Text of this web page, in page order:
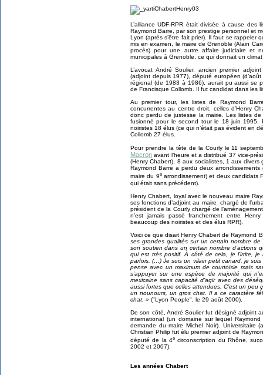
L’alliance UDF-RPR était divisée à cause
Raymond Barre, par son prestige personnel et
Lyon (après s’être fait prier). Il faut se rappeler
mis en examen, le maire de Grenoble (Alain
procès) pour une autre affaire judiciaire et
municipales à Grenoble, ce qui donnait un
L’avocat André Soulier, ancien premier
(adjoint depuis 1977), député européen
régional (de 1983 à 1986), aurait pu aussi se
de Francisque Collomb. Il fut candidat dans les
Au premier tour, les listes de Raymond
concurrentes au centre droit, celles d’Henry
donc perdu de justesse la mairie. Les listes
fusionné pour le second tour le 18 juin 1995.
noiristes 18 élus (ce qui n’était pas évident en
Collomb 27 élus.
Pour prendre la tête de la Courly le 11
Macron avant l’heure et a distribué 37 vice-
(Henry Chabert), 8 aux socialistes, 1 aux
Raymond Barre a perdu deux
maire du 9earrondissement) et deux candidats
qui était sans précédent).
Henry Chabert, loyal avec le nouveau maire
ses fonctions d’adjoint au maire chargé de
président de la Courly chargé de
n’est jamais passé franchement entre
beaucoup des noiristes et des élus RPR).
Voici ce que disait Henry Chabert de Raymond
ses grandes qualités sur un certain nombre
son soutien dans un certain nombre d’actions
qui est très positif. À côté de cela, je l’irrite, je
parfois. (…) Je suis un vilain petit canard, je
pense avec un maximum de courtoisie mais
s’appuyer sur une espèce de majorité qui
mexicaine sans capacité d’agir avec des
aussi fortes que celles attendues. C’est un peu
un nounours, un gros chat. Il a ce caractère
chat. » ("Lyon People", le 29 août 2000).
De son côté, André Soulier fut désigné adjoint
international (un domaine sur lequel
demande du maire Michel Noir). Universitaire
Christian Philip fut élu premier adjoint de
député de la 4ecirconscription du Rhône,
2002 et 2007).
Les années Chabert